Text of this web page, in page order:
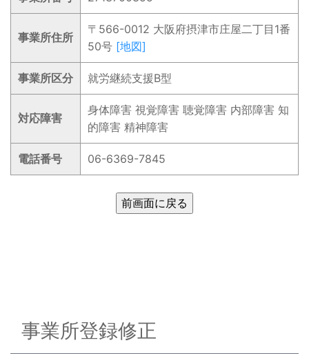
事業所住所
〒566-0012 大阪府摂津市庄屋二丁目1番
50号 [地図]
事業所区分 就労継続支援B型
対応障害
身体障害 視覚障害 聴覚障害 内部障害 知
的障害 精神障害
電話番号 06-6369-7845
事業所登録修正